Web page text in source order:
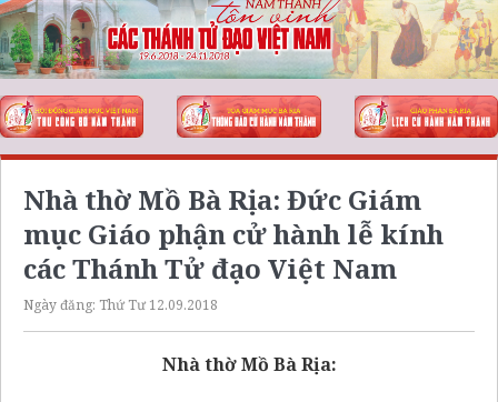
Nhà thờ Mồ Bà Rịa: Đức Giám
mục Giáo phận cử hành lễ kính
các Thánh Tử đạo Việt Nam
Ngày đăng: Thứ Tư 12.09.2018
Nhà thờ Mồ Bà Rịa: